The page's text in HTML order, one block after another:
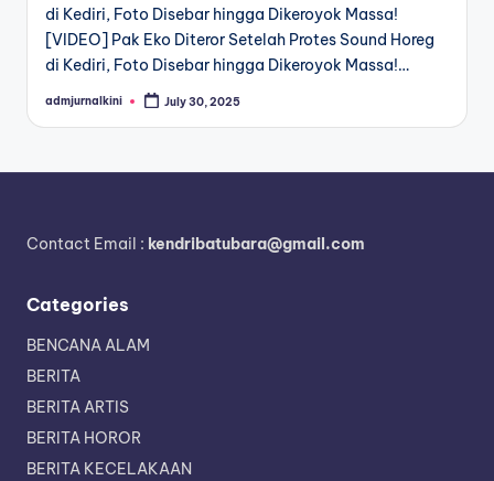
di Kediri, Foto Disebar hingga Dikeroyok Massa!
[VIDEO] Pak Eko Diteror Setelah Protes Sound Horeg
di Kediri, Foto Disebar hingga Dikeroyok Massa!…
Posted
admjurnalkini July 30, 2025
Contact Email : kendribatubara@gmail.com
Categories
BENCANA ALAM
BERITA
BERITA ARTIS
BERITA HOROR
BERITA KECELAKAAN